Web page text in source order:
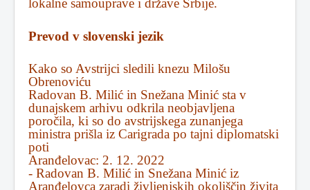
lokalne samouprave i države Srbije.
Prevod v slovenski jezik
Kako so Avstrijci sledili knezu Milošu
Obrenoviću
Radovan B. Milić in Snežana Minić sta v
dunajskem arhivu odkrila neobjavljena
poročila, ki so do avstrijskega zunanjega
ministra prišla iz Carigrada po tajni diplomatski
poti
Aranđelovac: 2. 12. 2022
- Radovan B. Milić in Snežana Minić iz
Aranđelovca zaradi življenjskih okoliščin živita